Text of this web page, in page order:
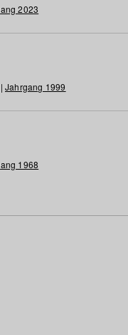
2023
Jahrgang 1999
1968